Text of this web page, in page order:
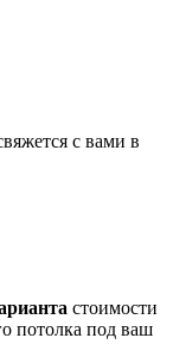
с вами в
стоимости
потолка под ваш